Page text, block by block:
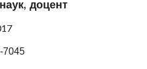
доцент
7045